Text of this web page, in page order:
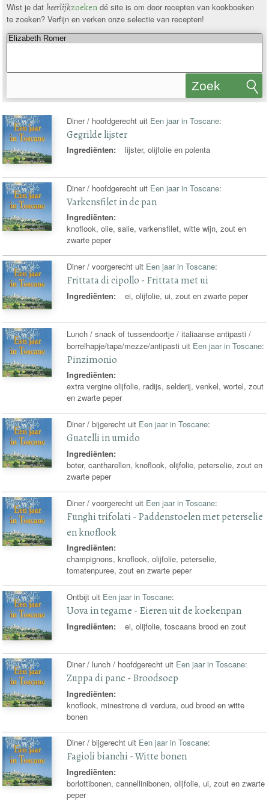
Wist je dat heerlijkzoekendé site is om door recepten van kookboeken
te zoeken? Verfijn en verken onze selectie van recepten!
Zoek
Diner / hoofdgerecht uit Een jaar in Toscane:
Gegrilde lijster
Ingrediënten: lijster, olijfolie en polenta
Diner / hoofdgerecht uit Een jaar in Toscane:
Varkensfilet in de pan
Ingrediënten:
knoflook, olie, salie, varkensfilet, witte wijn, zout en
zwarte peper
Diner / voorgerecht uit Een jaar in Toscane:
Frittata di cipollo - Frittata met ui
Ingrediënten: ei, olijfolie, ui, zout en zwarte peper
Lunch / snack of tussendoortje / italiaanse antipasti /
borrelhapje/tapa/mezze/antipasti uit Een jaar in Toscane:
Pinzimonio
Ingrediënten:
extra vergine olijfolie, radijs, selderij, venkel, wortel, zout
en zwarte peper
Diner / bijgerecht uit Een jaar in Toscane:
Guatelli in umido
Ingrediënten:
boter, cantharellen, knoflook, olijfolie, peterselie, zout en
zwarte peper
Diner / voorgerecht uit Een jaar in Toscane:
Funghi trifolati - Paddenstoelen met peterselie
en knoflook
Ingrediënten:
champignons, knoflook, olijfolie, peterselie,
tomatenpuree, zout en zwarte peper
Ontbijt uit Een jaar in Toscane:
Uova in tegame - Eieren uit de koekenpan
Ingrediënten: ei, olijfolie, toscaans brood en zout
Diner / lunch / hoofdgerecht uit Een jaar in Toscane:
Zuppa di pane - Broodsoep
Ingrediënten:
knoflook, minestrone di verdura, oud brood en witte
bonen
Diner / bijgerecht uit Een jaar in Toscane:
Fagioli bianchi - Witte bonen
Ingrediënten:
borlottibonen, cannellinibonen, olijfolie, ui, zout en zwarte
peper